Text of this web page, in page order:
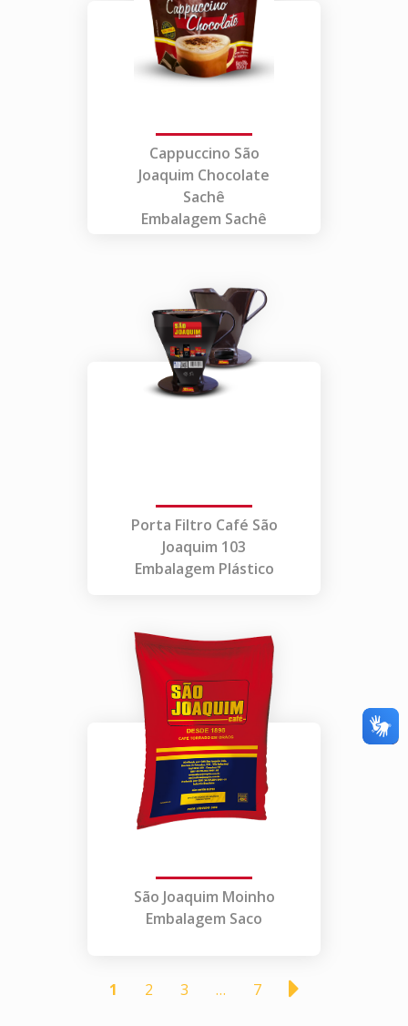
Cappuccino São
Joaquim Chocolate
Sachê
Embalagem Sachê
Porta Filtro Café São
Joaquim 103
Embalagem Plástico
São Joaquim Moinho
Embalagem Saco
1 2 3 … 7